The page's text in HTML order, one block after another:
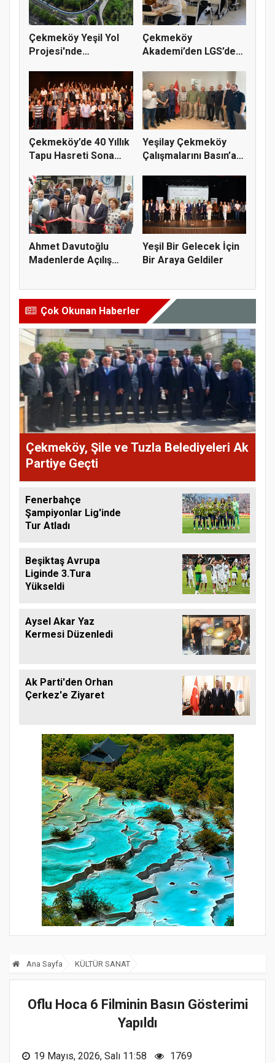
Çekmeköy Yeşil Yol
Projesi'nde
Çekmeköy
Akademi’den LGS’de
Çekmeköy’de 40 Yıllık
Tapu Hasreti Sona
Yeşilay Çekmeköy
Çalışmalarını Basın’a
Ahmet Davutoğlu
Madenlerde Açılış
Yeşil Bir Gelecek İçin
Bir Araya Geldiler
Çok Okunan Haberler
Çekmeköy, Şile ve Tuzla Belediyeleri Ak
Partiye Geçti
Fenerbahçe
Şampiyonlar Lig'inde
Tur Atladı
Beşiktaş Avrupa
Liginde 3.Tura
Yükseldi
Aysel Akar Yaz
Kermesi Düzenledi
Ak Parti'den Orhan
Çerkez'e Ziyaret
Ana Sayfa KÜLTÜR SANAT
Oflu Hoca 6 Filminin Basın Gösterimi
Yapıldı
19 Mayıs, 2026, Salı 11:58 1769